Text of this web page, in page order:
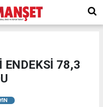
ENDEKSİ 78,3